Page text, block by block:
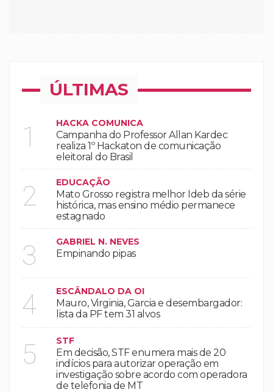
ÚLTIMAS
1 HACKA COMUNICA
Campanha do Professor Allan Kardec
realiza 1º Hackaton de comunicação
eleitoral do Brasil
2 EDUCAÇÃO
Mato Grosso registra melhor Ideb da série
histórica, mas ensino médio permanece
estagnado
3 GABRIEL N. NEVES
Empinando pipas
4 ESCÂNDALO DA OI
Mauro, Virginia, Garcia e desembargador:
lista da PF tem 31 alvos
5 STF
Em decisão, STF enumera mais de 20
indícios para autorizar operação em
investigação sobre acordo com operadora
de telefonia de MT